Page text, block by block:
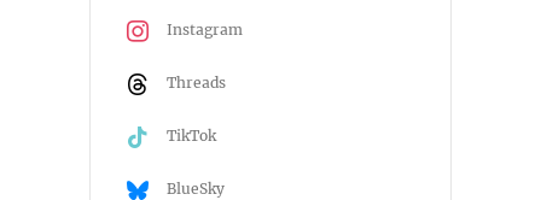
Instagram
Threads
TikTok
BlueSky